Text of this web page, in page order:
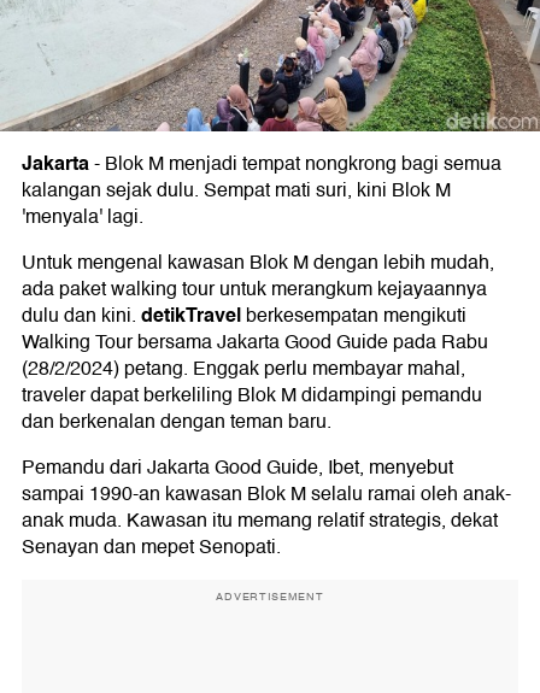
Jakarta-Blok M menjadi tempat nongkrong bagi semua
kalangan sejak dulu. Sempat mati suri, kini Blok M
'menyala' lagi.
Untuk mengenal kawasan Blok M dengan lebih mudah,
ada paket walking tour untuk merangkum kejayaannya
dulu dan kini.detikTravelberkesempatan mengikuti
Walking Tour bersama Jakarta Good Guide pada Rabu
(28/2/2024) petang. Enggak perlu membayar mahal,
traveler dapat berkeliling Blok M didampingi pemandu
dan berkenalan dengan teman baru.
Pemandu dari Jakarta Good Guide, Ibet, menyebut
sampai 1990-an kawasan Blok M selalu ramai oleh anak-
anak muda. Kawasan itu memang relatif strategis, dekat
Senayan dan mepet Senopati.
ADVERTISEMENT